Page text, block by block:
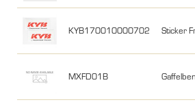
KYB170010000702 Sticker
MXFD01B